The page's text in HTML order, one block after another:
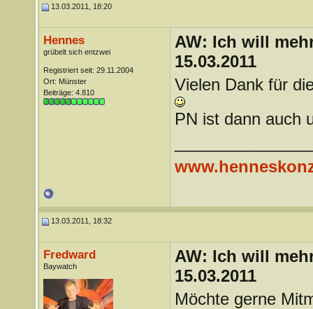
13.03.2011, 18:20
Hennes
grübelt sich entzwei
Registriert seit: 29.11.2004
Ort: Münster
Beiträge: 4.810
AW: Ich will
15.03.2011
Vielen Dank für
PN ist dann auch
13.03.2011, 18:32
Fredward
Baywatch
AW: Ich will
15.03.2011
Möchte gerne